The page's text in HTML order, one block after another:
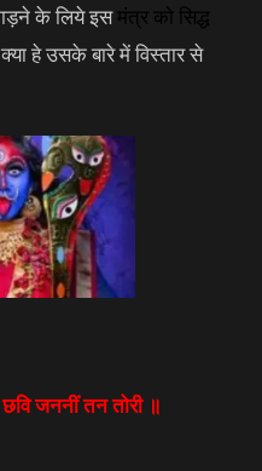
के लिये इसमंत्र को सिद्ध
हे उसके बारे में विस्तार से
छवि जननीं तन तोरी ॥